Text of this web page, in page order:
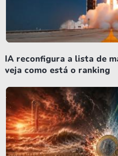
IA reconfigura a lista de
veja como está o ranking